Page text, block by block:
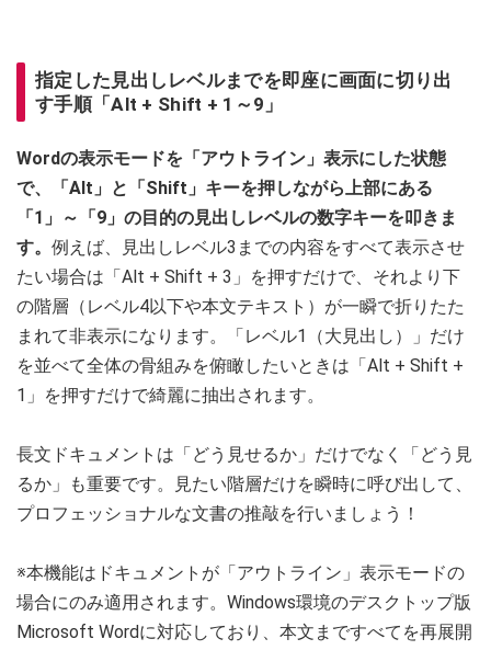
指定した見出しレベルまでを即座に画面に切り出
す手順「Alt + Shift + 1～9」
Wordの表示モードを「アウトライン」表示にした状態
で、「Alt」と「Shift」キーを押しながら上部にある
「1」～「9」の目的の見出しレベルの数字キーを叩きま
す。 例えば、見出しレベル3までの内容をすべて表示させ
たい場合は「Alt + Shift + 3」を押すだけで、それより下
の階層（レベル4以下や本文テキスト）が一瞬で折りたた
まれて非表示になります。「レベル1（大見出し）」だけ
を並べて全体の骨組みを俯瞰したいときは「Alt + Shift +
1」を押すだけで綺麗に抽出されます。
長文ドキュメントは「どう見せるか」だけでなく「どう見
るか」も重要です。見たい階層だけを瞬時に呼び出して、
プロフェッショナルな文書の推敲を行いましょう！
※本機能はドキュメントが「アウトライン」表示モードの
場合にのみ適用されます。Windows環境のデスクトップ版
Microsoft Wordに対応しており、本文まですべてを再展開